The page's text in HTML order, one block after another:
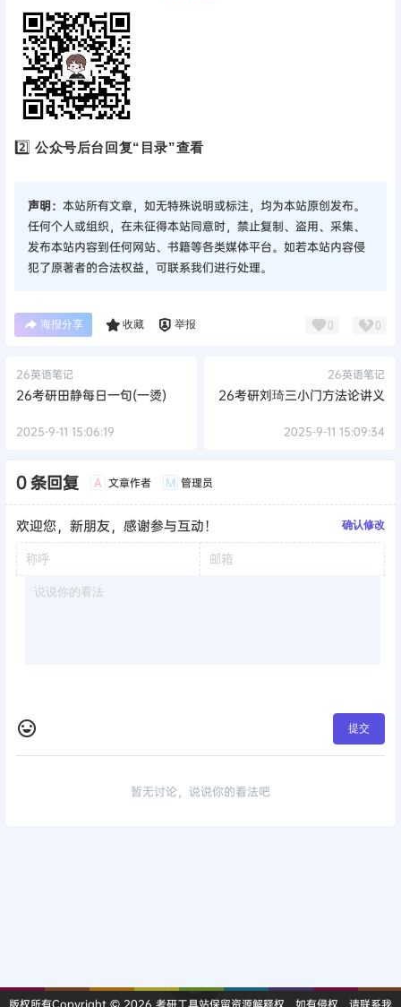
2️⃣公众号后台回复“目录”查看
声明： 本站所有文章，如无特殊说明或标注，均为本站原创发布。
任何个人或组织，在未征得本站同意时，禁止复制、盗用、采集、
发布本站内容到任何网站、书籍等各类媒体平台。如若本站内容侵
犯了原著者的合法权益，可联系我们进行处理。
海报分享 收藏 举报 0 0
26英语笔记
26考研田静每日一句(一烫)
2025-9-11 15:06:19
26英语笔记
26考研刘琦三小门方法论讲义
2025-9-11 15:09:34
0 条回复 A 文章作者 M 管理员
欢迎您，新朋友，感谢参与互动！ 确认修改
提交
暂无讨论，说说你的看法吧
版权所有Copyright © 2026 考研工具站保留资源解释权，如有侵权，请联系我